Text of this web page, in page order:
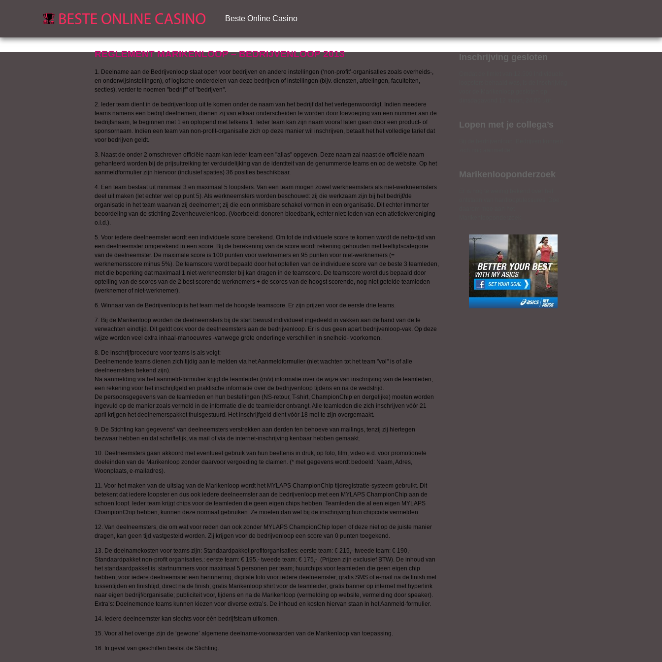
Beste Online Casino
REGLEMENT MARIKENLOOP – BEDRIJVENLOOP 2013
1. Deelname aan de Bedrijvenloop staat open voor bedrijven en andere instellingen (‘non-profit’-organisaties zoals overheids-,
en onderwijsinstellingen), of logische onderdelen van deze bedrijven of instellingen (bijv. diensten, afdelingen, faculteiten,
secties), verder te noemen "bedrijf" of "bedrijven".
2. Ieder team dient in de bedrijvenloop uit te komen onder de naam van het bedrijf dat het vertegenwoordigt. Indien meedere
teams namens een bedrijf deelnemen, dienen zij van elkaar onderscheiden te worden door toevoeging van een nummer aan de
bedrijfsnaam, te beginnen met 1 en oplopend met telkens 1. Ieder team kan zijn naam vooraf laten gaan door een product- of
sponsornaam. Indien een team van non-profit-organisatie zich op deze manier wil inschrijven, betaalt het het volledige tarief dat
voor bedrijven geldt.
3. Naast de onder 2 omschreven officiële naam kan ieder team een "alias" opgeven. Deze naam zal naast de officiële naam
gehanteerd worden bij de prijsuitreiking ter verduidelijking van de identiteit van de genummerde teams en op de website. Op het
aanmeldformulier zijn hiervoor (inclusief spaties) 36 posities beschikbaar.
4. Een team bestaat uit minimaal 3 en maximaal 5 loopsters. Van een team mogen zowel werkneemsters als niet-werkneemsters
deel uit maken (let echter wel op punt 5). Als werkneemsters worden beschouwd: zij die werkzaam zijn bij het bedrijf/de
organisatie in het team waarvan zij deelnemen; zij die een onmisbare schakel vormen in een organisatie. Dit echter immer ter
beoordeling van de stichting Zevenheuvelenloop. (Voorbeeld: donoren bloedbank, echter niet: leden van een atletiekvereniging
o.i.d.).
5. Voor iedere deelneemster wordt een individuele score berekend. Om tot de individuele score te komen wordt de netto-tijd van
een deelneemster omgerekend in een score. Bij de berekening van de score wordt rekening gehouden met leeftijdscategorie
van de deelneemster. De maximale score is 100 punten voor werknemers en 95 punten voor niet-werknemers (=
werknemersscore minus 5%). De teamscore wordt bepaald door het optellen van de individuele score van de beste 3 teamleden,
met die beperking dat maximaal 1 niet-werkneemster bij kan dragen in de teamscore. De teamscore wordt dus bepaald door
optelling van de scores van de 2 best scorende werknemers + de scores van de hoogst scorende, nog niet getelde teamleden
(werknemer of niet-werknemer).
6. Winnaar van de Bedrijvenloop is het team met de hoogste teamscore. Er zijn prijzen voor de eerste drie teams.
7. Bij de Marikenloop worden de deelneemsters bij de start bewust individueel ingedeeld in vakken aan de hand van de te
verwachten eindtijd. Dit geldt ook voor de deelneemsters aan de bedrijvenloop. Er is dus geen apart bedrijvenloop-vak. Op deze
wijze worden veel extra inhaal-manoeuvres -vanwege grote onderlinge verschillen in snelheid- voorkomen.
8. De inschrijfprocedure voor teams is als volgt:
Deelnemende teams dienen zich tijdig aan te melden via het Aanmeldformulier (niet wachten tot het team "vol" is of alle
deelneemsters bekend zijn).
Na aanmelding via het aanmeld-formulier krijgt de teamleider (m/v) informatie over de wijze van inschrijving van de teamleden,
een rekening voor het inschrijfgeld en praktische informatie over de bedrijvenloop tijdens en na de wedstrijd.
De persoonsgegevens van de teamleden en hun bestellingen (NS-retour, T-shirt, ChampionChip en dergelijke) moeten worden
ingevuld op de manier zoals vermeld in de informatie die de teamleider ontvangt. Alle teamleden die zich inschrijven vóór 21
april krijgen het deelnemerspakket thuisgestuurd. Het inschrijfgeld dient vóór 18 mei te zijn overgemaakt.
9. De Stichting kan gegevens* van deelneemsters verstrekken aan derden ten behoeve van mailings, tenzij zij hiertegen
bezwaar hebben en dat schriftelijk, via mail of via de internet-inschrijving kenbaar hebben gemaakt.
10. Deelneemsters gaan akkoord met eventueel gebruik van hun beeltenis in druk, op foto, film, video e.d. voor promotionele
doeleinden van de Marikenloop zonder daarvoor vergoeding te claimen. (* met gegevens wordt bedoeld: Naam, Adres,
Woonplaats, e-mailadres).
11. Voor het maken van de uitslag van de Marikenloop wordt het MYLAPS ChampionChip tijdregistratie-systeem gebruikt. Dit
betekent dat iedere loopster en dus ook iedere deelneemster aan de bedrijvenloop met een MYLAPS ChampionChip aan de
schoen loopt. Ieder team krijgt chips voor de teamleden die geen eigen chips hebben. Teamleden die al een eigen MYLAPS
ChampionChip hebben, kunnen deze normaal gebruiken. Ze moeten dan wel bij de inschrijving hun chipcode vermelden.
12. Van deelneemsters, die om wat voor reden dan ook zonder MYLAPS ChampionChip lopen of deze niet op de juiste manier
dragen, kan geen tijd vastgesteld worden. Zij krijgen voor de bedrijvenloop een score van 0 punten toegekend.
13. De deelnamekosten voor teams zijn: Standaardpakket profitorganisaties: eerste team: € 215,- tweede team: € 190,-
Standaardpakket non-profit organisaties.: eerste team: € 195,- tweede team: € 175,- (Prijzen zijn exclusief BTW). De inhoud van
het standaardpakket is: startnummers voor maximaal 5 personen per team; huurchips voor teamleden die geen eigen chip
hebben; voor iedere deelneemster een herinnering; digitale foto voor iedere deelneemster; gratis SMS of e-mail na de finish met
tussentijden en finishtijd, direct na de finish; gratis Marikenloop shirt voor de teamleider; gratis banner op internet met hyperlink
naar eigen bedrijf/organisatie; publiciteit voor, tijdens en na de Marikenloop (vermelding op website, vermelding door speaker).
Extra’s: Deelnemende teams kunnen kiezen voor diverse extra’s. De inhoud en kosten hiervan staan in het Aanmeld-formulier.
14. Iedere deelneemster kan slechts voor één bedrijfsteam uitkomen.
15. Voor al het overige zijn de ‘gewone’ algemene deelname-voorwaarden van de Marikenloop van toepassing.
16. In geval van geschillen beslist de Stichting.
Inschrijving gesloten
Lopen met je collega’s
Marikenlooponderzoek